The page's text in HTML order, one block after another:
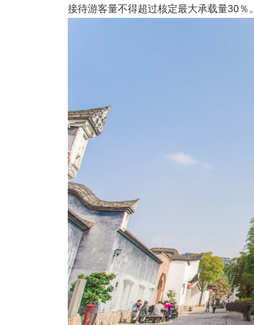
接待游客量不得超过核定最大承载量30％。